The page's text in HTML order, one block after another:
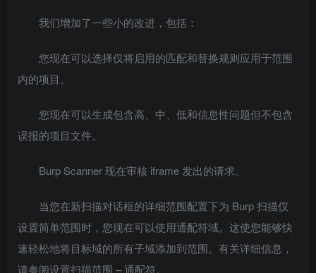
我们增加了一些小的改进，包括：
您现在可以选择仅将启用的匹配和替换规则应用于范围
内的项目。
您现在可以生成包含高、中、低和信息性问题但不包含
误报的项目文件。
Burp Scanner 现在审核 iframe 发出的请求。
当您在新扫描对话框的详细范围配置下为 Burp 扫描仪
设置简单范围时，您现在可以使用通配符域。这使您能够快
速轻松地将目标域的所有子域添加到范围。有关详细信息，
请参阅设置扫描范围 – 通配符。